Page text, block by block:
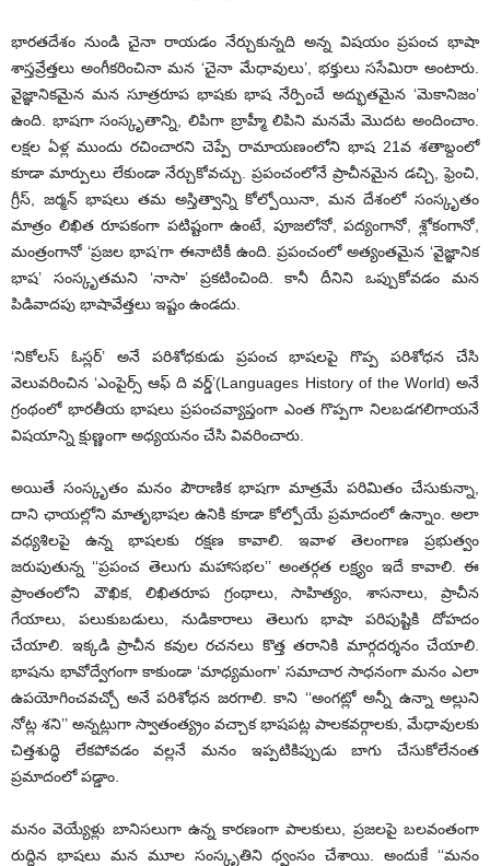
భారతదేశం నుండి చైనా రాయడం నేర్చుకున్నది అన్న విషయం ప్రపంచ భాషా
శాస్తవ్రేత్తలు అంగీకరించినా మన ‘చైనా మేధావులు’, భక్తులు ససేమిరా అంటారు.
వైజ్ఞానికమైన మన సూత్రరూప భాషకు భాష నేర్పించే అద్భుతమైన ‘మెకానిజం’
ఉంది. భాషగా సంస్కృతాన్ని, లిపిగా బ్రాహ్మీ లిపిని మనమే మొదట అందించాం.
లక్షల ఏళ్ల ముందు రచించారని చెప్పే రామాయణంలోని భాష 21వ శతాబ్దంలో
కూడా మార్పులు లేకుండా నేర్చుకోవచ్చు. ప్రపంచంలోనే ప్రాచీనమైన డచ్చి, ఫ్రెంచి,
గ్రీస్, జర్మన్ భాషలు తమ అస్తిత్వాన్ని కోల్పోయినా, మన దేశంలో సంస్కృతం
మాత్రం లిఖిత రూపకంగా పటిష్టంగా ఉంటే, పూజలోనో, పద్యంగానో, శ్లోకంగానో,
మంత్రంగానో ‘ప్రజల భాష’గా ఈనాటికీ ఉంది. ప్రపంచంలో అత్యంతమైన ‘వైజ్ఞానిక
భాష’ సంస్కృతమని ‘నాసా’ ప్రకటించింది. కానీ దీనిని ఒప్పుకోవడం మన
పిడివాదపు భాషావేత్తలు ఇష్టం ఉండదు.
‘నికోలస్ ఓస్లర్’ అనే పరిశోధకుడు ప్రపంచ భాషలపై గొప్ప పరిశోధన చేసి
వెలువరించిన ‘ఎంపైర్స్ ఆఫ్ ది వర్డ్’(Languages History of the World) అనే
గ్రంథంలో భారతీయ భాషలు ప్రపంచవ్యాప్తంగా ఎంత గొప్పగా నిలబడగలిగాయనే
విషయాన్ని క్షుణ్ణంగా అధ్యయనం చేసి వివరించారు.
అయితే సంస్కృతం మనం పౌరాణిక భాషగా మాత్రమే పరిమితం చేసుకున్నా,
దాని ఛాయల్లోని మాతృభాషల ఉనికి కూడా కోల్పోయే ప్రమాదంలో ఉన్నాం. అలా
వధ్యశిలపై ఉన్న భాషలకు రక్షణ కావాలి. ఇవాళ తెలంగాణ ప్రభుత్వం
జరుపుతున్న ‘‘ప్రపంచ తెలుగు మహాసభల’’ అంతర్గత లక్ష్యం ఇదే కావాలి. ఈ
ప్రాంతంలోని వౌఖిక, లిఖితరూప గ్రంథాలు, సాహిత్యం, శాసనాలు, ప్రాచీన
గేయాలు, పలుకుబడులు, నుడికారాలు తెలుగు భాషా పరిపుష్టికి దోహదం
చేయాలి. ఇక్కడి ప్రాచీన కవుల రచనలు కొత్త తరానికి మార్గదర్శనం చేయాలి.
భాషను భావోద్వేగంగా కాకుండా ‘మాధ్యమంగా’ సమాచార సాధనంగా మనం ఎలా
ఉపయోగించవచ్చో అనే పరిశోధన జరగాలి. కాని ‘‘అంగట్లో అన్నీ ఉన్నా అల్లుని
నోట్ల శని’’ అన్నట్లుగా స్వాతంత్య్రం వచ్చాక భాషపట్ల పాలకవర్గాలకు, మేధావులకు
చిత్తశుద్ధి లేకపోవడం వల్లనే మనం ఇప్పటికిప్పుడు బాగు చేసుకోలేనంత
ప్రమాదంలో పడ్డాం.
మనం వెయ్యేళ్లు బానిసలుగా ఉన్న కారణంగా పాలకులు, ప్రజలపై బలవంతంగా
రుద్దిన భాషలు మన మూల సంస్కృతిని ధ్వంసం చేశాయి. అందుకే ‘‘మనం